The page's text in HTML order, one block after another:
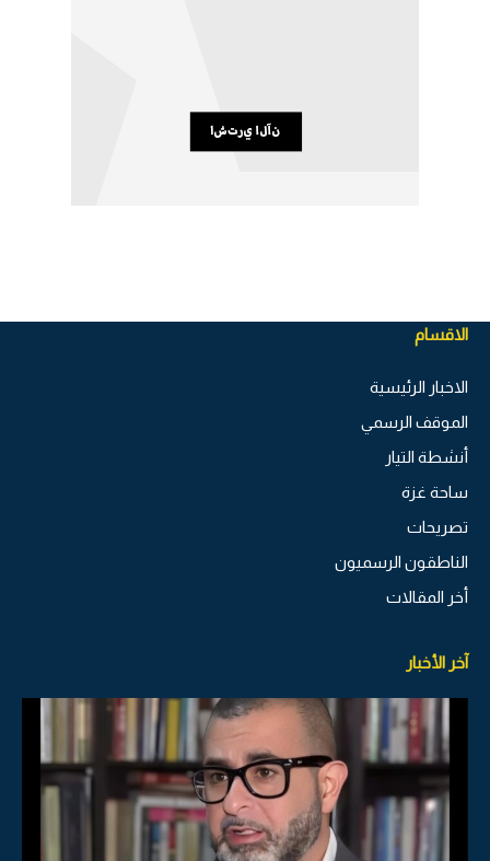
الاقسام
الاخبار الرئيسية
الموقف الرسمي
أنشطة التيار
ساحة غزة
تصريحات
الناطقون الرسميون
أخر المقالات
آخر الأخبار